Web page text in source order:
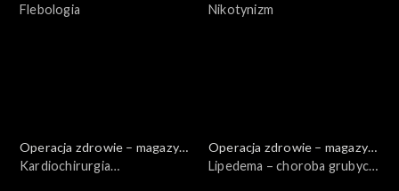
medyczny
Flebologia
medyczny
Nikotynizm
Operacja zdrowie – magazyn
medyczny
Kardiochirurgia
Operacja zdrowie – magazyn
medyczny
Lipedema – choroba grubych